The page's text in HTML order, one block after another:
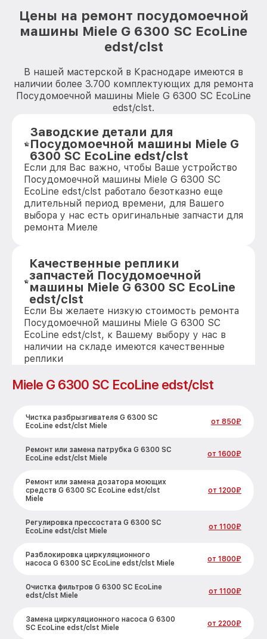
Цены на ремонт посудомоечной
машины Miele G 6300 SC EcoLine
edst/clst
В нашей мастерской в Краснодаре имеются в
наличии более 3.700 комплектующих для ремонта
Посудомоечной машины Miele G 6300 SC EcoLine
edst/clst.
Заводские детали для
Посудомоечной машины Miele G
6300 SC EcoLine edst/clst
Если для Вас важно, чтобы Ваше устройство
Посудомоечной машины Miele G 6300 SC
EcoLine edst/clst работало безотказно еще
длительный период времени, для Вашего
выбора у нас есть оригинальные запчасти для
ремонта Миеле
Качественные реплики
запчастей Посудомоечной
машины Miele G 6300 SC EcoLine
edst/clst
Если Вы желаете низкую стоимость ремонта
Посудомоечной машины Miele G 6300 SC
EcoLine edst/clst, к Вашему выбору у нас в
наличии на складе имеются качественные
реплики
Miele G 6300 SC EcoLine edst/clst
Чистка разбрызгивателя G 6300 SC
EcoLine edst/clst Miele
от 850₽
Ремонт или замена патрубка G 6300 SC
EcoLine edst/clst Miele
от 1600₽
Ремонт или замена дозатора моющих
средств G 6300 SC EcoLine edst/clst
Miele
от 1200₽
Регулировка прессостата G 6300 SC
EcoLine edst/clst Miele
от 1100₽
Разблокировка циркуляционного
насоса G 6300 SC EcoLine edst/clst Miele
от 1800₽
Очистка фильтров G 6300 SC EcoLine
edst/clst Miele
от 1100₽
Замена циркуляционного насоса G 6300
SC EcoLine edst/clst Miele
от 2200₽